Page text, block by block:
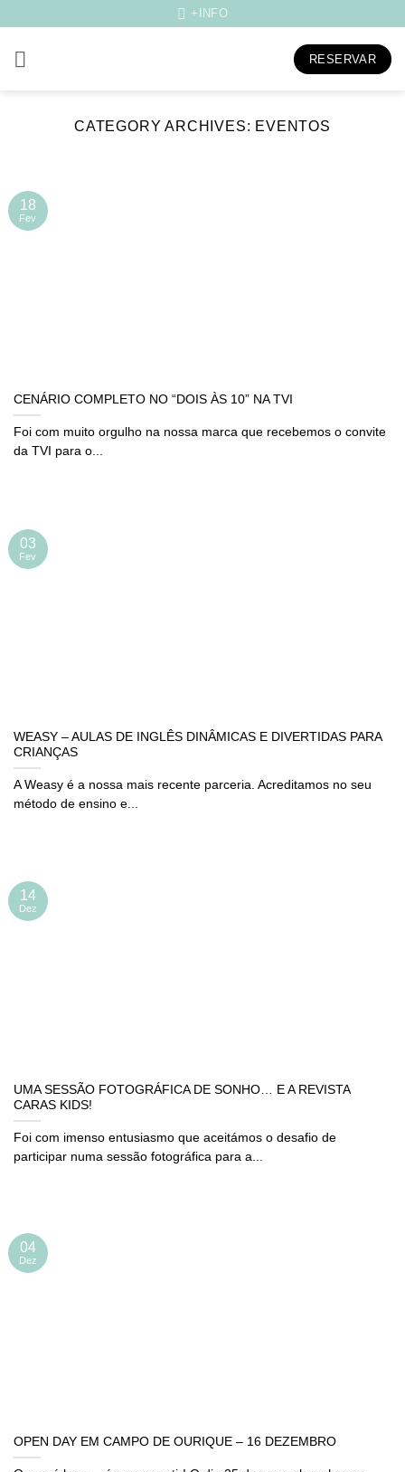
content
+INFO
RESERVAR
CATEGORY ARCHIVES: EVENTOS
CENÁRIO COMPLETO NO “DOIS ÀS 10” NA TVI
Foi com muito orgulho na nossa marca que recebemos o convite
da TVI para o...
18
Fev
WEASY – AULAS DE INGLÊS DINÂMICAS E DIVERTIDAS PARA
CRIANÇAS
A Weasy é a nossa mais recente parceria. Acreditamos no seu
método de ensino e...
03
Fev
UMA SESSÃO FOTOGRÁFICA DE SONHO… E A REVISTA
CARAS KIDS!
Foi com imenso entusiasmo que aceitámos o desafio de
participar numa sessão fotográfica para a...
14
Dez
OPEN DAY EM CAMPO DE OURIQUE – 16 DEZEMBRO
04
Dez